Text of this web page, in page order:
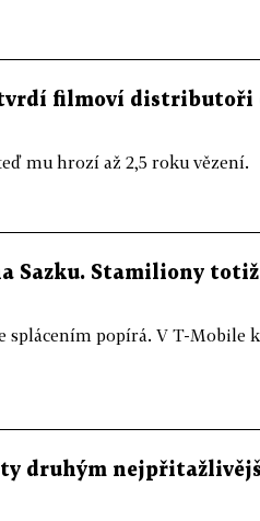
filmoví distributoři
mu hrozí až 2,5 roku vězení.
Sazku. Stamiliony
splácením popírá. V T-
druhým